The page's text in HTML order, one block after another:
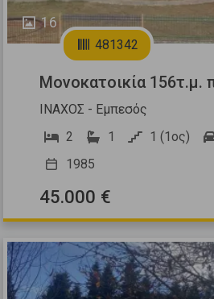
16
481342
Μονοκατοικία 156τ.μ.
ΙΝΑΧΟΣ - Εμπεσός
2
1 1 (1ος)
1985
45.000 €